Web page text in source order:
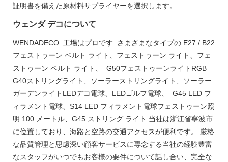
証明書を備えた原材料サプライヤーを選択します。
ウェンダ デコについて
WENDADECO 工場はプロです さまざまなタイプの E27 / B22
フェストゥーン ベルト ライト、フェストゥーン ライト、フェ
ストゥーン ベルト ライト、 G50フェストゥーンライトRGB
G40ストリングライト、ソーラーストリングライト、ソーラー
ガーデンライトLEDデコ電球、LEDゴルフ電球、 G45 LED フ
ィラメント電球、S14 LED フィラメント電球フェストゥーン照
明 100 メートル、G45 ストリング ライト 当社は浙江省寧波市
に位置しており、海路と空路の交通アクセスが便利です。 厳格
な品質管理と思慮深い顧客サービスに専念する当社の経験豊富
なスタッフがいつでもお客様の要件について話し合い、完全な